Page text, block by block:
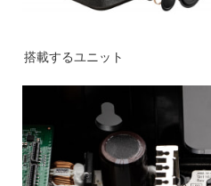
搭載するユニット